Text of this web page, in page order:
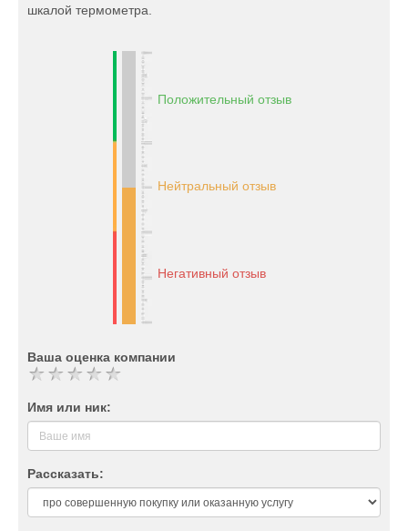
шкалой термометра.
Положительный отзыв
Нейтральный отзыв
Негативный отзыв
Ваша оценка компании
Имя или ник:
Рассказать: